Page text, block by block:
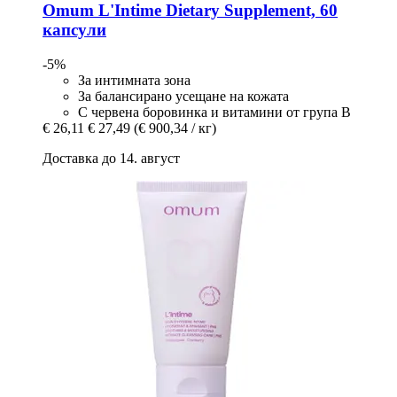
Omum L'Intime Dietary Supplement, 60
капсули
-5%
За интимната зона
За балансирано усещане на кожата
С червена боровинка и витамини от група B
€ 26,11 € 27,49 (€ 900,34 / кг)
Доставка до 14. август